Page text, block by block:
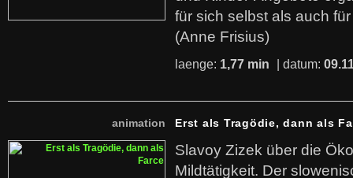
für sich selbst als auch
(Anne Frisius)
laenge: 1,77 min | datum:
animation Erst als Tragödie, dann als
Slavoy Zizek über die
Mildtätigkeit. Der